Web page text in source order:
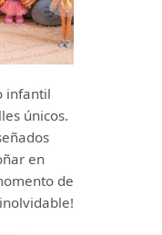
infantil
únicos.
en
de